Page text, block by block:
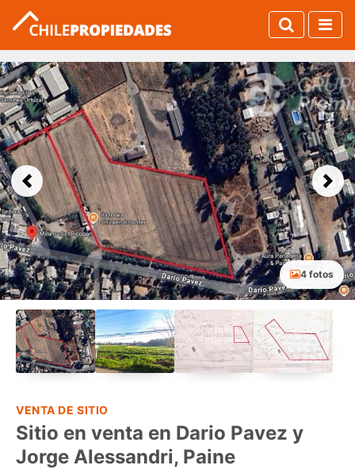
Previous Next
4 fotos
VENTA DE SITIO
Sitio en venta en Dario Pavez y
Jorge Alessandri, Paine